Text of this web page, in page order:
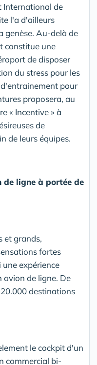
International de
l'a d'ailleurs
genèse. Au-delà de
constitue une
de disposer
du stress pour les
pour
proposera, au
« Incentive » à
de
de leurs équipes.
de ligne à portée de
et grands,
fortes
expérience
avion de ligne. De
destinations
le cockpit d'un
commercial bi-